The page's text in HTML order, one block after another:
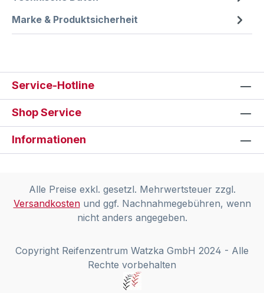
Marke & Produktsicherheit
Service-Hotline
Shop Service
Informationen
Alle Preise exkl. gesetzl. Mehrwertsteuer zzgl.
Versandkostenund ggf. Nachnahmegebühren, wenn
nicht anders angegeben.
Copyright Reifenzentrum Watzka GmbH 2024 - Alle
Rechte vorbehalten